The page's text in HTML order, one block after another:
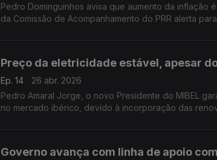
Pedro Dominguinhos avisa que aumento da inflação
da Comissão de Acompanhamento do PRR alerta
Preço da eletricidade estável, apesar
Ep. 14
26 abr. 2026
Pedro Amaral Jorge, o novo Presidente do MIBEL
no mercado ibérico, devido à incorporação das
Governo avança com linha de apoio